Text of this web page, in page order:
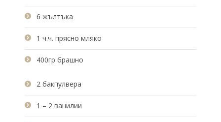
6 жълтъка
1 ч.ч. прясно мляко
400гр брашно
2 бакпулвера
1 – 2 ванилии